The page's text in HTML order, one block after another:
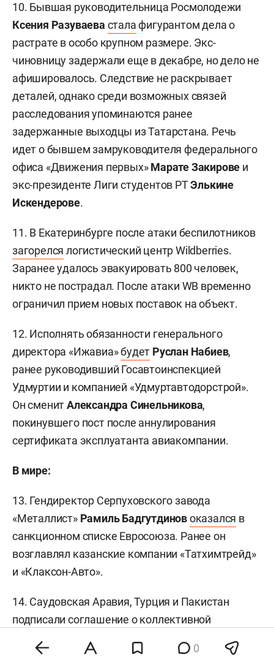
10. Бывшая руководительница Росмолодежи
Ксения Разуваева стала фигурантом дела о
растрате в особо крупном размере. Экс-
чиновницу задержали еще в декабре, но дело не
афишировалось. Следствие не раскрывает
деталей, однако среди возможных связей
расследования упоминаются ранее
задержанные выходцы из Татарстана. Речь
идет о бывшем замруководителя федерального
офиса «Движения первых»Марате Закирове и
экс-президенте Лиги студентов РТЭлькине
Искендерове.
11. В Екатеринбурге после атаки беспилотников
загорелся логистический центр Wildberries.
Заранее удалось эвакуировать 800 человек,
никто не пострадал. После атаки WB временно
ограничил прием новых поставок на объект.
12. Исполнять обязанности генерального
директора «Ижавиа»будет Руслан Набиев,
ранее руководивший Госавтоинспекцией
Удмуртии и компанией «Удмуртавтодорстрой».
Он сменитАлександра Синельникова,
покинувшего пост после аннулирования
сертификата эксплуатанта авиакомпании.
В мире:
13. Гендиректор Серпуховского завода
«Металлист» Рамиль Бадгутдиновоказался в
санкционном списке Евросоюза. Ранее он
возглавлял казанские компании «Татхимтрейд»
и «Клаксон-Авто».
14. Саудовская Аравия, Турция и Пакистан
подписали соглашение о коллективной
нападение на одну из стран будет
0